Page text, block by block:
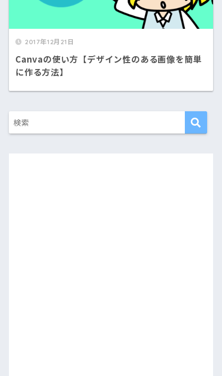
2017年12月21日
Canvaの使い方【デザイン性のある画像を簡単
に作る方法】